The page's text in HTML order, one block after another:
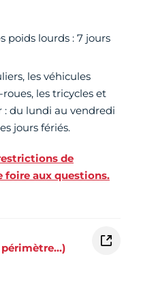
poids lourds : 7 jours
les véhicules
les tricycles et
: du lundi au vendredi
jours fériés.
de
aux questions.